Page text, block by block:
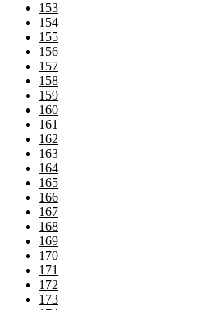
153
154
155
156
157
158
159
160
161
162
163
164
165
166
167
168
169
170
171
172
173